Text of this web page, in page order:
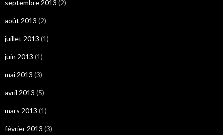
septembre 2013 (2)
août 2013 (2)
juillet 2013 (1)
juin 2013 (1)
mai 2013 (3)
avril 2013 (5)
mars 2013 (1)
février 2013 (3)